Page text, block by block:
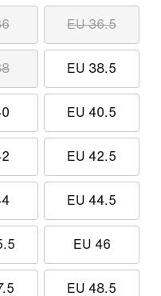
EU 36.5
EU 38.5
EU 40.5
EU 42.5
EU 44.5
EU 46
EU 48.5